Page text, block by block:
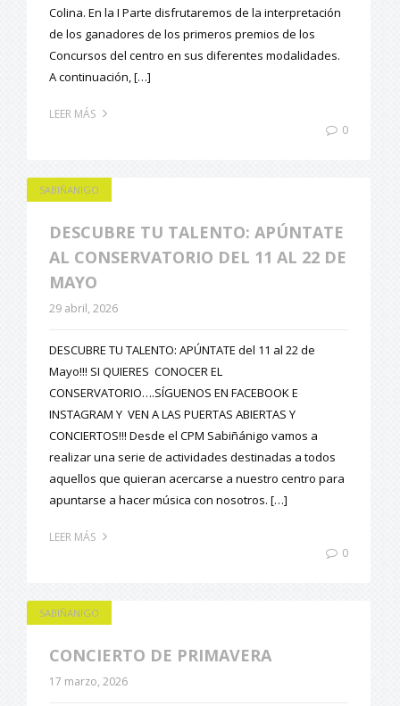
Colina. En la I Parte disfrutaremos de la interpretación
de los ganadores de los primeros premios de los
Concursos del centro en sus diferentes modalidades.
A continuación, […]
LEER MÁS
0
SABIÑANIGO
DESCUBRE TU TALENTO: APÚNTATE
AL CONSERVATORIO DEL 11 AL 22 DE
MAYO
29 abril, 2026
DESCUBRE TU TALENTO: APÚNTATE del 11 al 22 de
Mayo!!! SI QUIERES CONOCER EL
CONSERVATORIO….SÍGUENOS EN FACEBOOK E
INSTAGRAM Y VEN A LAS PUERTAS ABIERTAS Y
CONCIERTOS!!! Desde el CPM Sabiñánigo vamos a
realizar una serie de actividades destinadas a todos
aquellos que quieran acercarse a nuestro centro para
apuntarse a hacer música con nosotros. […]
LEER MÁS
0
SABIÑANIGO
CONCIERTO DE PRIMAVERA
17 marzo, 2026